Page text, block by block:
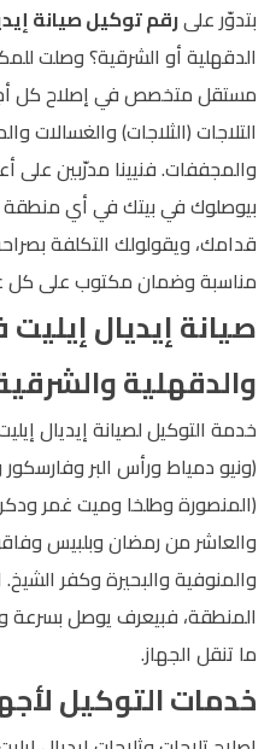
بتدوّر علىرقم توكيل صيانة
الدقهلية أو الشرقية؟ وصلت
مستقل متخصص في إصلاح كل
التلاجات (الثلاجات) والغسالات
والمجففات. فنيينا مدرّبين على
بيوصلوك في بيتك في أي منطقة
قدامك، ويقولولك التكلفة
مناسبة وضمان مكتوب على كل
صيانة إيديال
والدقهلية
خدمة التوكيل لصيانة إيديال
(ونيو دمياط ورأس البر
(المنصورة وطلخا وميت غمر
والعاشر من رمضان وبلبيس
والمنوفية والبحيرة وكفر
المنطقة، فبيعرف يوصل
ما تنقل الجهاز.
خدمات التوكيل